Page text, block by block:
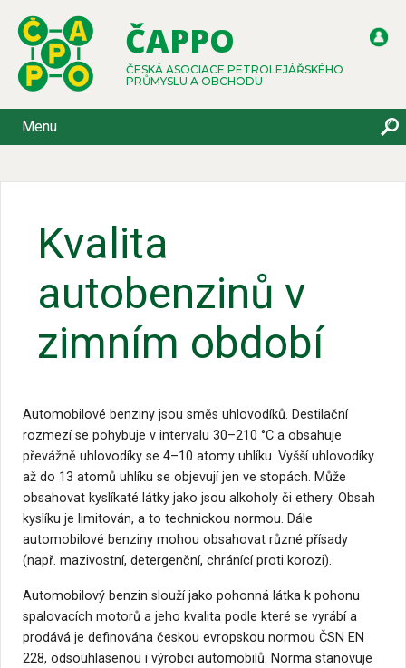
ČAPPO
ČESKÁ ASOCIACE PETROLEJÁŘSKÉHO
PRŮMYSLU A OBCHODU
Menu
Kvalita
autobenzinů v
zimním období
Automobilové benziny jsou směs uhlovodíků. Destilační
rozmezí se pohybuje v intervalu 30–210 °C a obsahuje
převážně uhlovodíky se 4–10 atomy uhlíku. Vyšší uhlovodíky
až do 13 atomů uhlíku se objevují jen ve stopách. Může
obsahovat kyslíkaté látky jako jsou alkoholy či ethery. Obsah
kyslíku je limitován, a to technickou normou. Dále
automobilové benziny mohou obsahovat různé přísady
(např. mazivostní, detergenční, chránící proti korozi).
Automobilový benzin slouží jako pohonná látka k pohonu
spalovacích motorů a jeho kvalita podle které se vyrábí a
prodává je definována českou evropskou normou ČSN EN
228, odsouhlasenou i výrobci automobilů. Norma stanovuje